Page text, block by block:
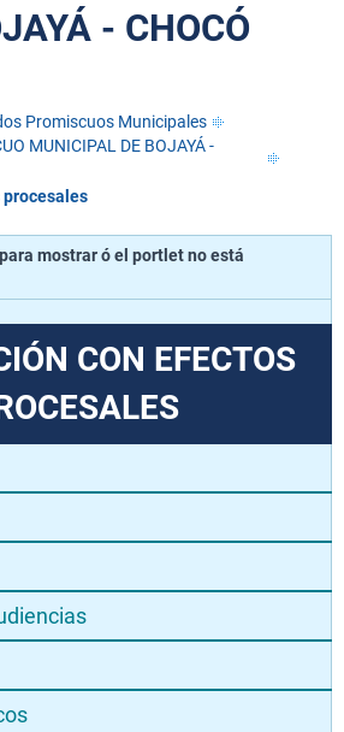
- CHOCÓ
Promiscuos Municipales
MUNICIPAL DE BOJAYÁ -
mostrar ó el portlet no está
CON EFECTOS